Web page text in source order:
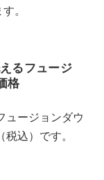
。
るフュージ
格
ュージョンダウ
込）です。